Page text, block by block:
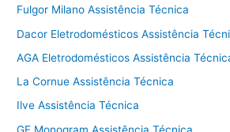
Fulgor Milano Assistência Técnica
Dacor Eletrodomésticos Assistência
AGA Eletrodomésticos Assistência
La Cornue Assistência Técnica
Ilve Assistência Técnica
GE Monogram Assistência Técnica